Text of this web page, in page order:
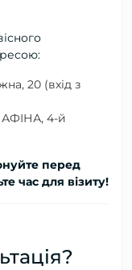
20 (вхід з
АФІНА, 4-й
перед
час для візиту!